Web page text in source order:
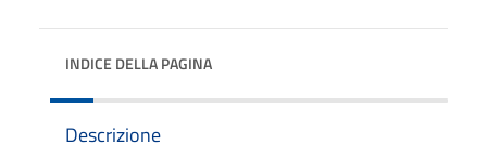
INDICE DELLA PAGINA
Descrizione